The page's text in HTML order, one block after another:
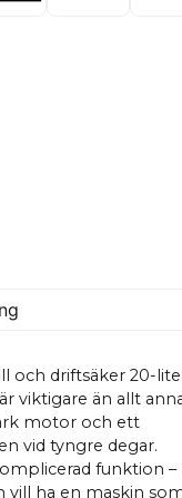
och driftsäker 20-
viktigare än allt
motor och ett
vid tyngre degar.
funktion
ha en maskin